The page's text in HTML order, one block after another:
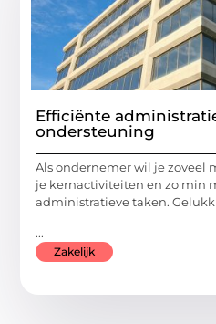
Efficiënte
ondersteuning
Als ondernemer wil je zoveel
je kernactiviteiten en zo min
administratieve taken.
...
Zakelijk